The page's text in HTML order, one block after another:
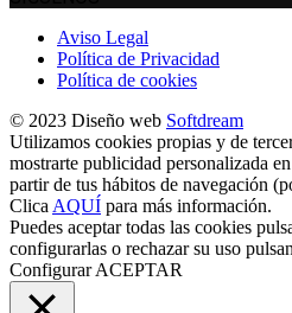
Aviso Legal
Política de Privacidad
Política de cookies
© 2023 Diseño web Softdream
Utilizamos cookies propias y de
mostrarte publicidad personalizada
partir de tus hábitos de navegación
Clica AQUÍ para más información.
Puedes aceptar todas las cookies
configurarlas o rechazar su uso
Configurar ACEPTAR